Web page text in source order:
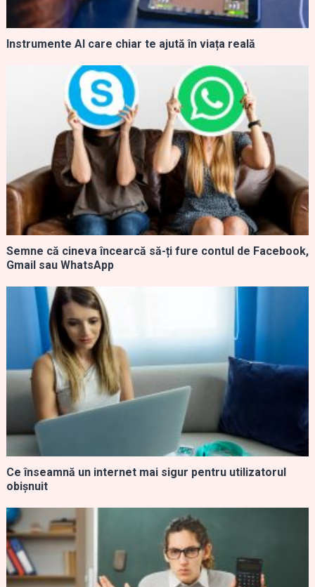
Instrumente AI care chiar te ajută în viața reală
Semne că cineva încearcă să-ți fure contul de Facebook,
Gmail sau WhatsApp
Ce înseamnă un internet mai sigur pentru utilizatorul
obișnuit